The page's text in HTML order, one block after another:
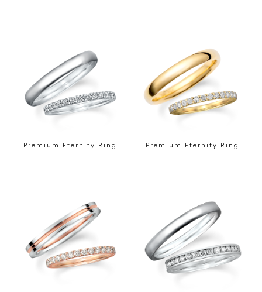
Premium Eternity Ring Premium Eternity Ring